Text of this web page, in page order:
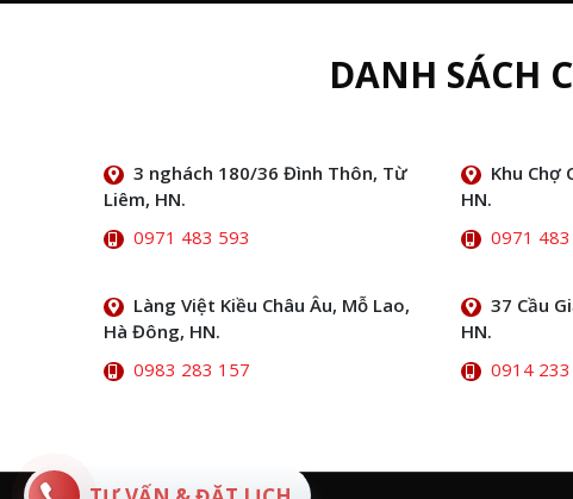
DANH SÁCH
3 nghách 180/36 Đình Thôn, Từ
Liêm, HN.
0971 483 593
Khu Chợ
HN.
0971
Làng Việt Kiều Châu Âu, Mỗ Lao,
Hà Đông, HN.
0983 283 157
37 Cầu
HN.
0914